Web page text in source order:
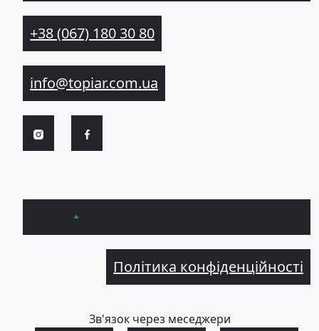
+38 (067) 180 30 80
info@topiar.com.ua
Політика конфіденційності
Зв'язок через меседжери